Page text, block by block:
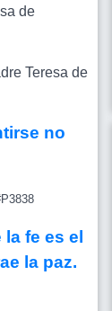
de
Teresa de
no
fe es el
la paz.